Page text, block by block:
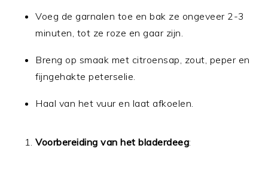
Voeg de garnalen toe en bak ze ongeveer 2-3
minuten, tot ze roze en gaar zijn.
Breng op smaak met citroensap, zout, peper en
fijngehakte peterselie.
Haal van het vuur en laat afkoelen.
Voorbereiding van het bladerdeeg: